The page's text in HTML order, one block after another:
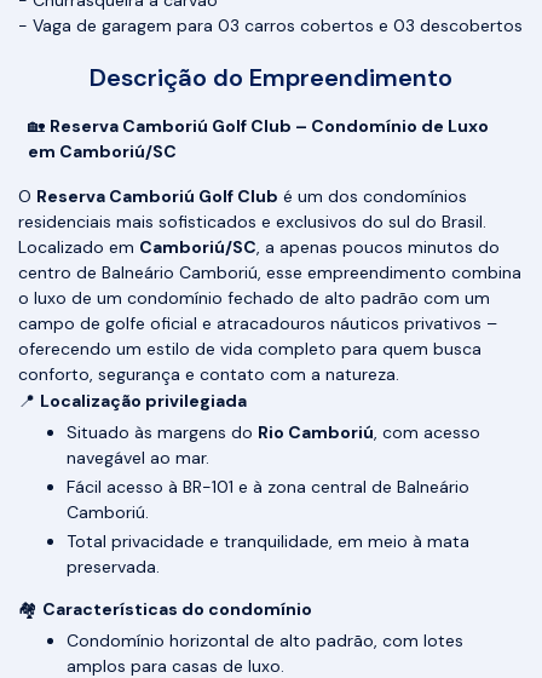
- Vaga de garagem para 03 carros cobertos e 03 descobertos
Descrição do Empreendimento
🏡 Reserva Camboriú Golf Club – Condomínio de Luxo
em Camboriú/SC
O Reserva Camboriú Golf Club é um dos condomínios
residenciais mais sofisticados e exclusivos do sul do Brasil.
Localizado em Camboriú/SC, a apenas poucos minutos do
centro de Balneário Camboriú, esse empreendimento combina
o luxo de um condomínio fechado de alto padrão com um
campo de golfe oficial e atracadouros náuticos privativos –
oferecendo um estilo de vida completo para quem busca
conforto, segurança e contato com a natureza.
📍 Localização privilegiada
Situado às margens do Rio Camboriú, com acesso
navegável ao mar.
Fácil acesso à BR-101 e à zona central de Balneário
Camboriú.
Total privacidade e tranquilidade, em meio à mata
preservada.
🏘️ Características do condomínio
Condomínio horizontal de alto padrão, com lotes
amplos para casas de luxo.